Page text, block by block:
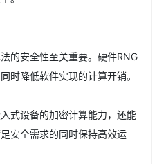
的安全性至关重要。硬件RNG
时降低软件实现的计算开销。
式设备的加密计算能力，还能
安全需求的同时保持高效运